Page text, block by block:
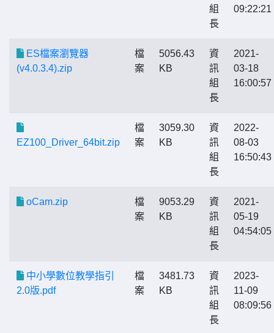
組
長
09:22:21
ES檔案瀏覽器
(v4.0.3.4).zip
檔
案
5056.43
KB
資
訊
組
長
2021-
03-18
16:00:57
EZ100_Driver_64bit.zip
檔
案
3059.30
KB
資
訊
組
長
2022-
08-03
16:50:43
oCam.zip
檔
案
9053.29
KB
資
訊
組
長
2021-
05-19
04:54:05
中小學數位教學指引
2.0版.pdf
檔
案
3481.73
KB
資
訊
組
長
2023-
11-09
08:09:56